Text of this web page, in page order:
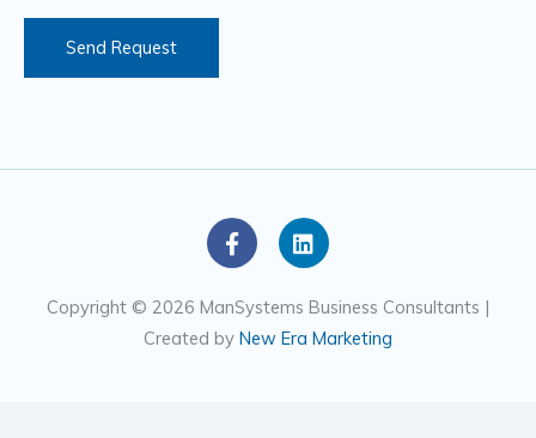
s
Send Request
F
a
c
e
b
o
L
i
n
k
e
d
Copyright © 2026 ManSystems Business Consultants |
Created by New Era Marketing